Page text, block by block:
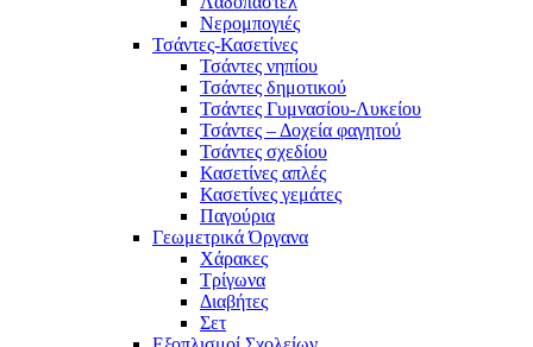
Νερομπογιές
Τσάντες-Κασετίνες
Τσάντες νηπίου
Τσάντες δημοτικού
Τσάντες Γυμνασίου-Λυκείου
Τσάντες – Δοχεία φαγητού
Τσάντες σχεδίου
Κασετίνες απλές
Κασετίνες γεμάτες
Παγούρια
Γεωμετρικά Όργανα
Χάρακες
Τρίγωνα
Διαβήτες
Σετ